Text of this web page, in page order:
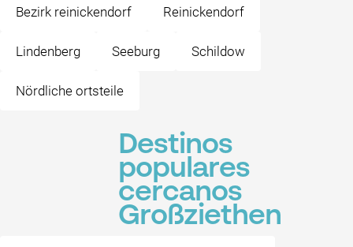
Bezirk reinickendorf Reinickendorf
Lindenberg Seeburg Schildow
Nördliche ortsteile
Destinos
populares
cercanos
Großziethen